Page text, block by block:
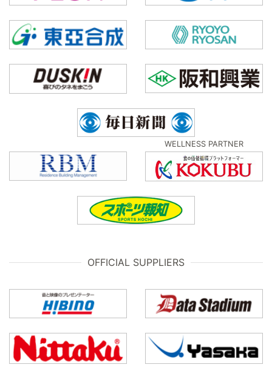
WELLNESS PARTNER
OFFICIAL SUPPLIERS